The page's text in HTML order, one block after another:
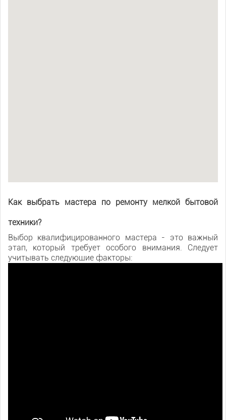
Как выбрать мастера по ремонту мелкой бытовой
техники?
Выбор квалифицированного мастера - это важный
этап, который требует особого внимания. Следует
учитывать следующие факторы: